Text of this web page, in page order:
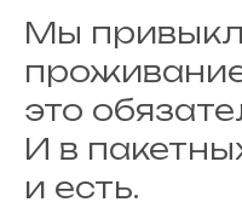
Мы
это
И в
и есть.